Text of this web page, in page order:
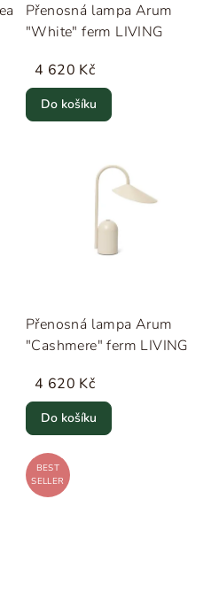
Přenosná lampa Arum
"White" ferm LIVING
4 620 Kč
Do košíku
Přenosná lampa Arum
"Cashmere" ferm LIVING
4 620 Kč
Do košíku
BEST
SELLER